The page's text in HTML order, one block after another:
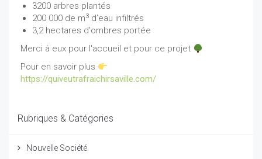
3200 arbres plantés
200 000 de m3 d’eau infiltrés
3,2 hectares d'ombres portée
Merci à eux pour l'accueil et pour ce projet
Pour en savoir plus
https://quiveutrafraichirsaville.com/
Rubriques & Catégories
Nouvelle Société